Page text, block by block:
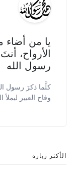
يا من أضاء
الأرواح،
رسول الله
كلَّما ذكرَ رسول
وفاح العبير ليملأ
الأكثر زيارة